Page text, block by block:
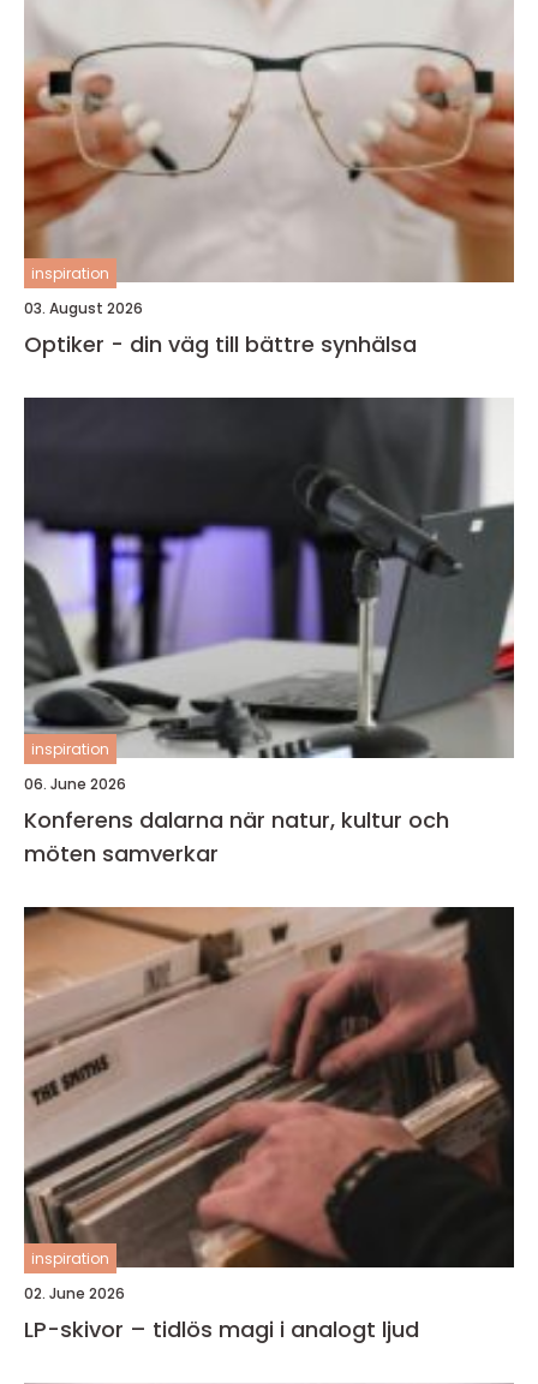
inspiration
03. August 2026
Optiker - din väg till bättre synhälsa
inspiration
06. June 2026
Konferens dalarna när natur, kultur och
möten samverkar
inspiration
02. June 2026
LP-skivor – tidlös magi i analogt ljud